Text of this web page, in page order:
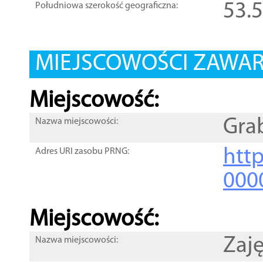
Południowa szerokość geograficzna:
MIEJSCOWOŚCI
Miejscowość:
Nazwa miejscowości:
Adres URI zasobu PRNG:
Miejscowość:
Nazwa miejscowości: